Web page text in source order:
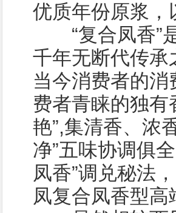
优质年份原浆，
“复合凤香”是
千年无断代传承
当今消费者的
费者青睐的独有
艳”,集清香、浓
净”五味协调俱
凤香”调兑秘法
凤复合凤香型